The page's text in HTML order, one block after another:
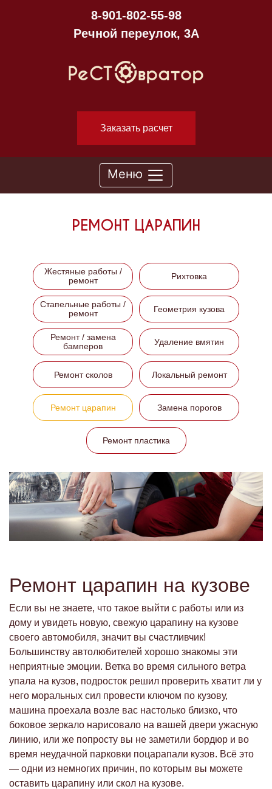
8-901-802-55-98
Речной переулок, 3А
Заказать расчет
Меню
РЕМОНТ ЦАРАПИН
Жестяные работы /
ремонт
Рихтовка
Стапельные работы /
ремонт
Геометрия кузова
Ремонт / замена
бамперов
Удаление вмятин
Ремонт сколов Локальный ремонт
Ремонт царапин Замена порогов
Ремонт пластика
Ремонт царапин на кузове
Если вы не знаете, что такое выйти с работы или из
дому и увидеть новую, свежую царапину на кузове
своего автомобиля, значит вы счастливчик!
Большинству автолюбителей хорошо знакомы эти
неприятные эмоции. Ветка во время сильного ветра
упала на кузов, подросток решил проверить хватит ли у
него моральных сил провести ключом по кузову,
машина проехала возле вас настолько близко, что
боковое зеркало нарисовало на вашей двери ужасную
линию, или же попросту вы не заметили бордюр и во
время неудачной парковки поцарапали кузов. Всё это
— одни из немногих причин, по которым вы можете
оставить царапину или скол на кузове.